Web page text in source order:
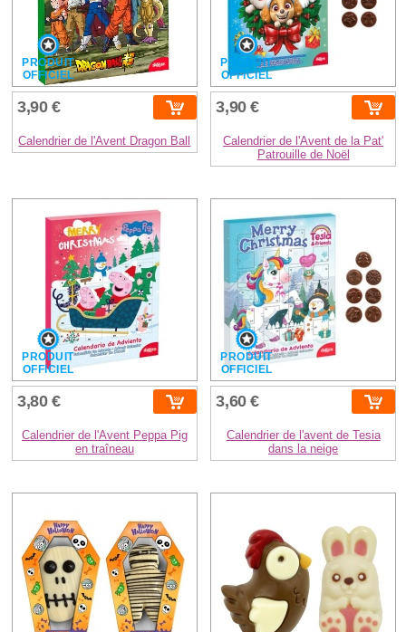
PRODUIT
OFFICIEL
3,90 €
Calendrier de l'Avent Dragon Ball
PRODUIT
OFFICIEL
3,90 €
Calendrier de l'Avent de la Pat'
Patrouille de Noël
PRODUIT
OFFICIEL
3,80 €
Calendrier de l'Avent Peppa Pig
en traîneau
PRODUIT
OFFICIEL
3,60 €
Calendrier de l'avent de Tesia
dans la neige